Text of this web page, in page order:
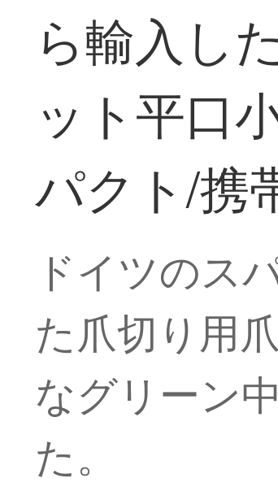
ら輸入し
ット平口
パクト/携
ドイツのス
た爪切り用
なグリーン
た。